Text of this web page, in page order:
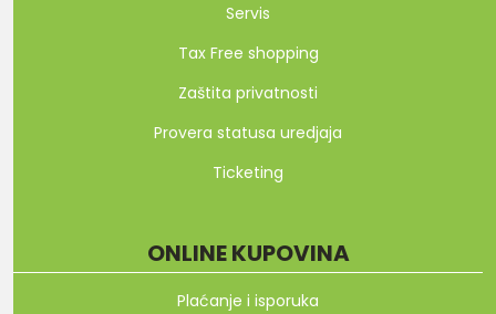
Servis
Tax Free shopping
Zaštita privatnosti
Provera statusa uredjaja
Ticketing
ONLINE KUPOVINA
Plaćanje i isporuka